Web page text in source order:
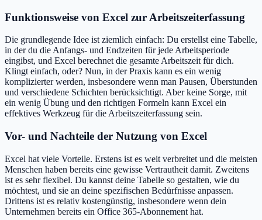
Funktionsweise von Excel zur Arbeitszeiterfassung
Die grundlegende Idee ist ziemlich einfach: Du erstellst eine Tabelle,
in der du die Anfangs- und Endzeiten für jede Arbeitsperiode
eingibst, und Excel berechnet die gesamte Arbeitszeit für dich.
Klingt einfach, oder? Nun, in der Praxis kann es ein wenig
komplizierter werden, insbesondere wenn man Pausen, Überstunden
und verschiedene Schichten berücksichtigt. Aber keine Sorge, mit
ein wenig Übung und den richtigen Formeln kann Excel ein
effektives Werkzeug für die Arbeitszeiterfassung sein.
Vor- und Nachteile der Nutzung von Excel
Excel hat viele Vorteile. Erstens ist es weit verbreitet und die meisten
Menschen haben bereits eine gewisse Vertrautheit damit. Zweitens
ist es sehr flexibel. Du kannst deine Tabelle so gestalten, wie du
möchtest, und sie an deine spezifischen Bedürfnisse anpassen.
Drittens ist es relativ kostengünstig, insbesondere wenn dein
Unternehmen bereits ein Office 365-Abonnement hat.